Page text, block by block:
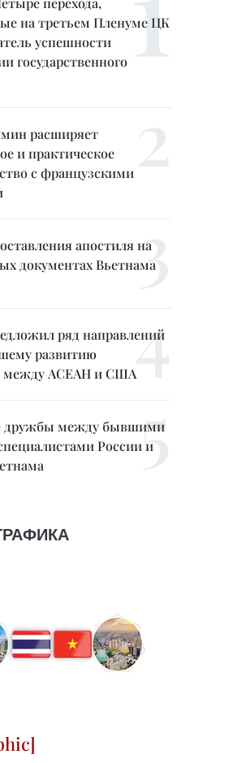
на третьем Пленуме ЦК
успешности
государственного
расширяет
и практическое
с французскими
апостиля на
документах Вьетнама
ряд направлений
развитию
между АСЕАН и США
дружбы между бывшими
России и